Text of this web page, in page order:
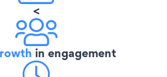
<
in engagement